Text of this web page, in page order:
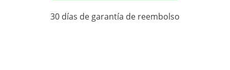
30 días de garantía de reembolso